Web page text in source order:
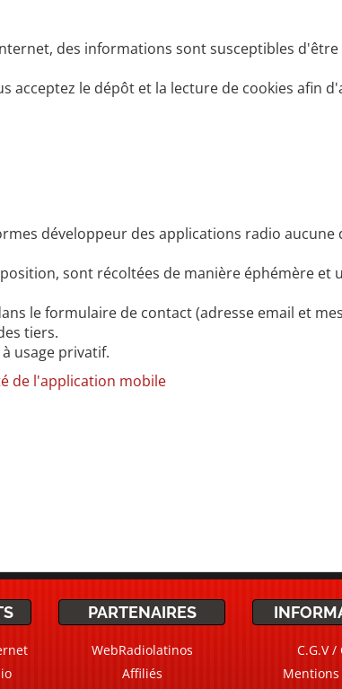
des informations sont susceptibles
acceptez le dépôt et la lecture de cookies afin
développeur des applications radio
sont récoltées de manière éphémère
le formulaire de contact (adresse email et
tiers.
usage privatif.
de l'application mobile
PARTENAIRES
WebRadiolatinos
Affiliés
C.G.V /
Mentions